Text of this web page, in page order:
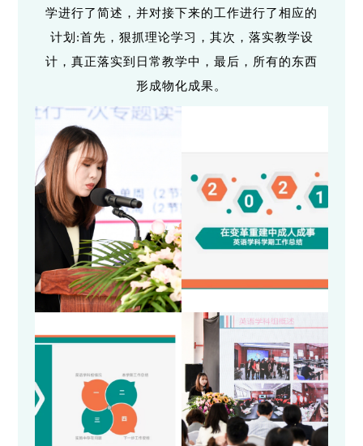
学进行了简述，并对接下来的工作进行了相应的
计划:首先，狠抓理论学习，其次，落实教学设
计，真正落实到日常教学中，最后，所有的东西
形成物化成果。